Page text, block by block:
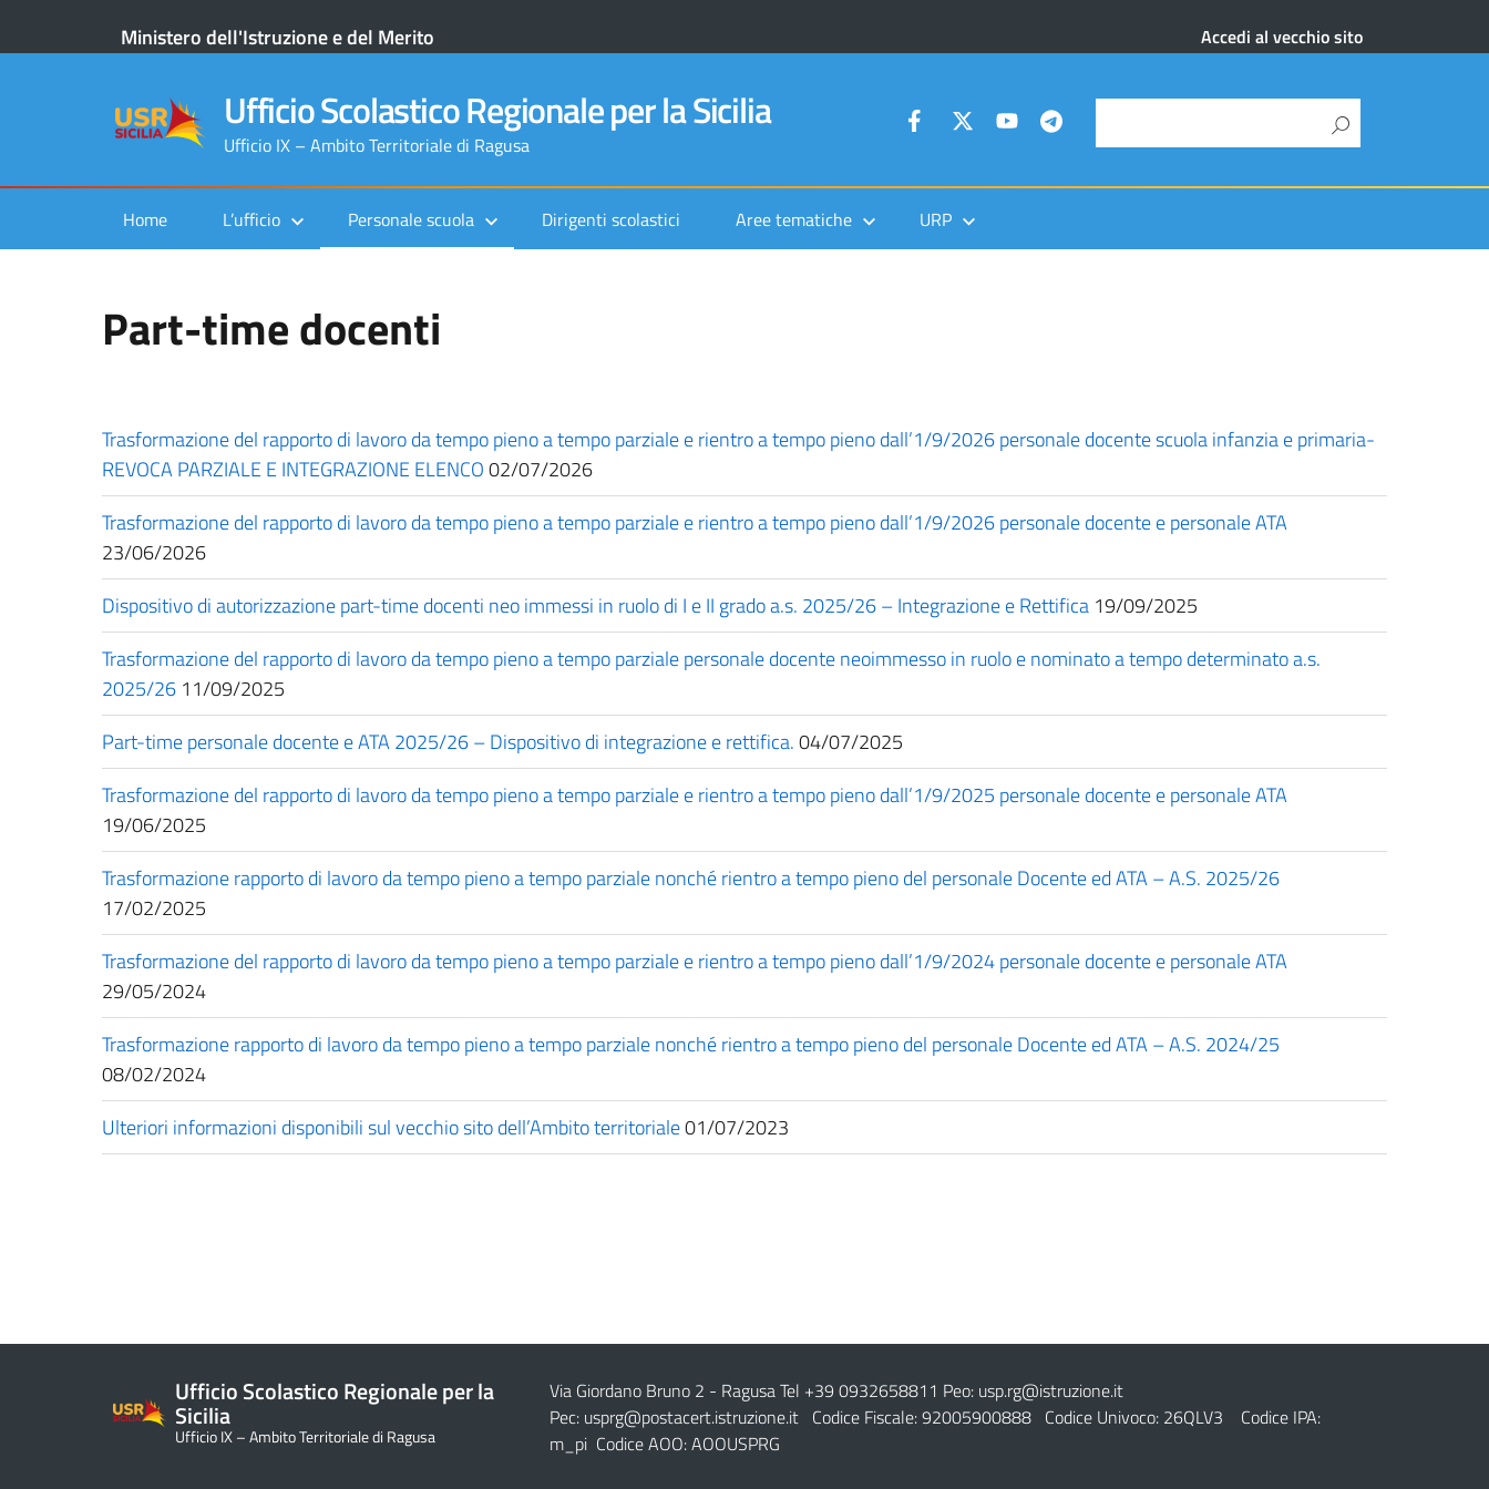
Ministero dell'Istruzione e del Merito Accedi al vecchio sito
Ufficio Scolastico Regionale per la Sicilia
Ufficio IX – Ambito Territoriale di Ragusa
Home L’ufficio Personale scuola Dirigenti scolastici Aree tematiche URP
Part-time docenti
Trasformazione del rapporto di lavoro da tempo pieno a tempo parziale e rientro a tempo pieno dall’1/9/2026 personale docente scuola infanzia e primaria-
REVOCA PARZIALE E INTEGRAZIONE ELENCO02/07/2026
Trasformazione del rapporto di lavoro da tempo pieno a tempo parziale e rientro a tempo pieno dall’1/9/2026 personale docente e personale ATA
23/06/2026
Dispositivo di autorizzazione part-time docenti neo immessi in ruolo di I e II grado a.s. 2025/26 – Integrazione e Rettifica 19/09/2025
Trasformazione del rapporto di lavoro da tempo pieno a tempo parziale personale docente neoimmesso in ruolo e nominato a tempo determinato a.s.
2025/26 11/09/2025
Part-time personale docente e ATA 2025/26 – Dispositivo di integrazione e rettifica.04/07/2025
Trasformazione del rapporto di lavoro da tempo pieno a tempo parziale e rientro a tempo pieno dall’1/9/2025 personale docente e personale ATA
19/06/2025
Trasformazione rapporto di lavoro da tempo pieno a tempo parziale nonché rientro a tempo pieno del personale Docente ed ATA – A.S. 2025/26
17/02/2025
Trasformazione del rapporto di lavoro da tempo pieno a tempo parziale e rientro a tempo pieno dall’1/9/2024 personale docente e personale ATA
29/05/2024
Trasformazione rapporto di lavoro da tempo pieno a tempo parziale nonché rientro a tempo pieno del personale Docente ed ATA – A.S. 2024/25
08/02/2024
Ulteriori informazioni disponibili sul vecchio sito dell’Ambito territoriale01/07/2023
Ufficio Scolastico Regionale per la
Sicilia
Ufficio IX – Ambito Territoriale di Ragusa
Via Giordano Bruno 2 - Ragusa Tel +39 0932658811 Peo: usp.rg@istruzione.it
Pec: usprg@postacert.istruzione.itCodice Fiscale: 92005900888 Codice Univoco: 26QLV3 Codice IPA:
m_pi Codice AOO: AOOUSPRG